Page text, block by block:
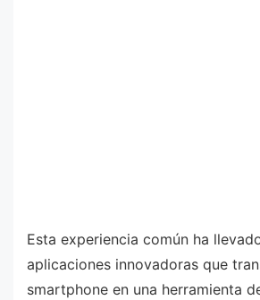
Esta experiencia común ha
aplicaciones innovadoras que
smartphone en una herramienta